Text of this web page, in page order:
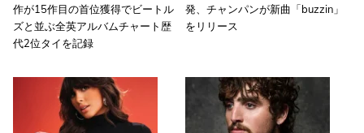
作が15作目の首位獲得でビートル
ズと並ぶ全英アルバムチャート歴
代2位タイを記録
発、チャンパンが新曲「buzzin」
をリリース